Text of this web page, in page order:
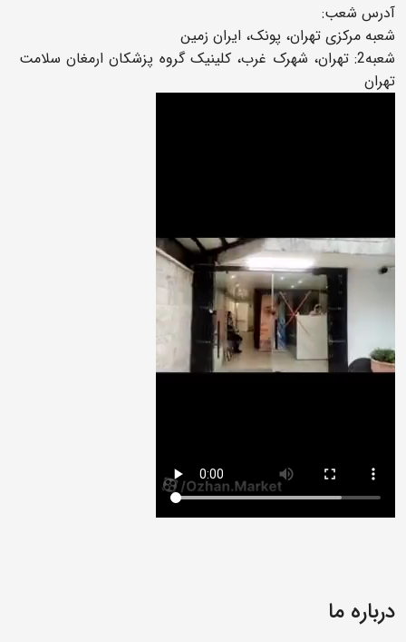
آدرس شعب:
شعبه مرکزی تهران، پونک، ایران زمین
شعبه2: تهران، شهرک غرب، کلینیک گروه پزشکان ارمغان سلامت
تهران
درباره ما